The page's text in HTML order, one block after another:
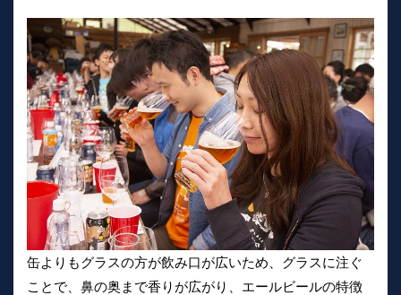
缶よりもグラスの方が飲み口が広いため、グラスに注ぐ
ことで、鼻の奥まで香りが広がり、エールビールの特徴